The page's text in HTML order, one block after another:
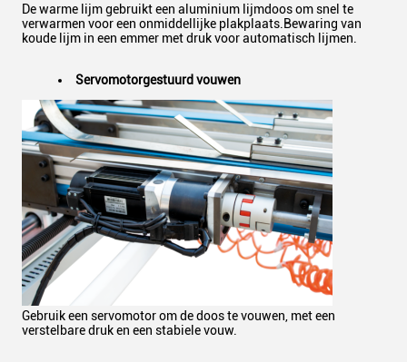
De warme lijm gebruikt een aluminium lijmdoos om snel te
verwarmen voor een onmiddellijke plakplaats.Bewaring van
koude lijm in een emmer met druk voor automatisch lijmen.
Servomotorgestuurd vouwen
Gebruik een servomotor om de doos te vouwen, met een
verstelbare druk en een stabiele vouw.